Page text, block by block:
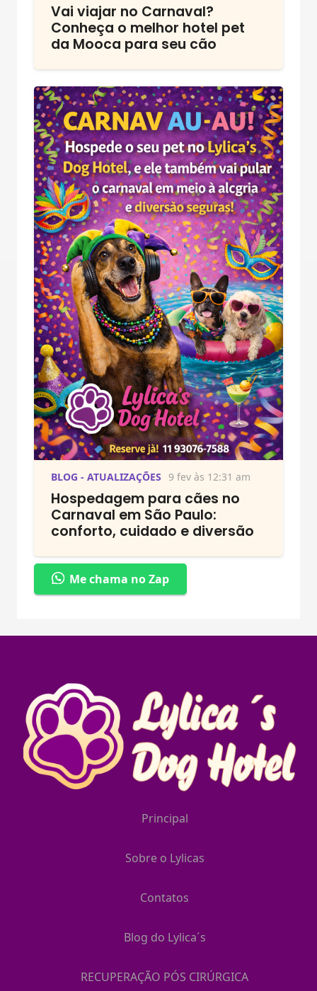
Vai viajar no Carnaval?
Conheça o melhor hotel pet
da Mooca para seu cão
BLOG - ATUALIZAÇÕES 9 fev às 12:31 am
Hospedagem para cães no
Carnaval em São Paulo:
conforto, cuidado e diversão
Me chama no Zap
Principal
Sobre o Lylicas
Contatos
Blog do Lylica´s
RECUPERAÇÃO PÓS CIRÚRGICA